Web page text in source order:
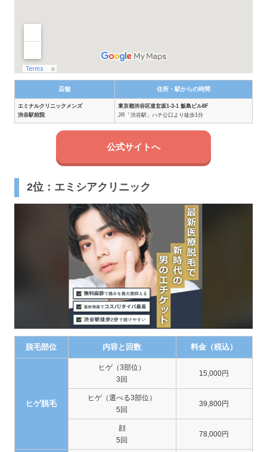
店舗 住所・駅からの時間
エミナルクリニックメンズ
渋谷駅前院
東京都渋谷区道玄坂1-3-1 飯島ビル8F
JR「渋谷駅」ハチ公口より徒歩1分
公式サイトへ
2位：エミシアクリニック
脱毛部位 内容と回数 料金（税込）
ヒゲ脱毛
ヒゲ（3部位）
3回
15,000円
ヒゲ（選べる3部位）
5回
39,800円
顔
5回
78,000円